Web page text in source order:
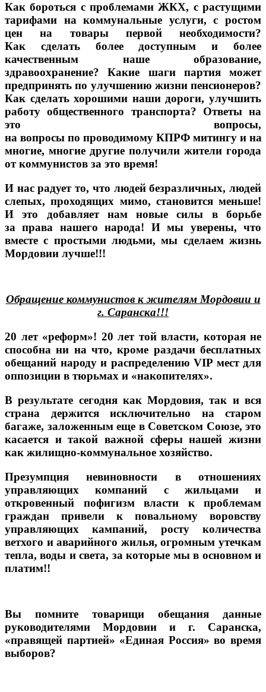
Как бороться с проблемами ЖКХ, с растущими
тарифами на коммунальные услуги,с ростом
ценна товарыпервой необходимости?
Как сделатьболее доступными более
качественным наше образование,
здравоохранение? Какие шаги партия может
предпринять по улучшению жизни пенсионеров?
Как сделатьхорошими наши дороги, улучшить
работу общественного транспорта? Ответы на
это вопросы,
на вопросы по проводимому КПРФ митингу и на
многие, многие другие получили жители города
от коммунистов за это время!
И нас радует то, что людей безразличных, людей
слепых, проходящих мимо, становится меньше!
И это добавляет нам новые силы в борьбе
за права нашего народа! И мы уверены, что
вместес простымилюдьми,мы сделаемжизнь
Мордовии лучше!!!
Обращение коммунистов к жителям Мордовии и
г. Саранска!!!
20 лет «реформ»! 20 лет той власти, которая не
способна ни на что, кроме раздачи бесплатных
обещаний народу и распределению VIP мест для
оппозиции в тюрьмах и «накопителях».
В результате сегодня как Мордовия, так и вся
страна держится исключительно на старом
багаже, заложенным еще в Советском Союзе, это
касается и такой важной сферы нашей жизни
как жилищно-коммунальное хозяйство.
Презумпция невиновности в отношениях
управляющих компаний с жильцамии
откровенный пофигизм власти к проблемам
граждан привели к повальному воровству
управляющих кампаний, росту количества
ветхого и аварийного жилья, огромным утечкам
тепла, воды и света, за которые мы в основном и
платим!!
Вы помните товарищи обещания данные
руководителями Мордовии и г. Саранска,
«правящей партией» «Единая Россия»во время
выборов?